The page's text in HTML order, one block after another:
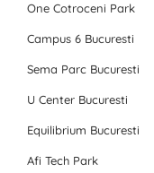
One Cotroceni Park
Campus 6 Bucuresti
Sema Parc Bucuresti
U Center Bucuresti
Equilibrium Bucuresti
Afi Tech Park